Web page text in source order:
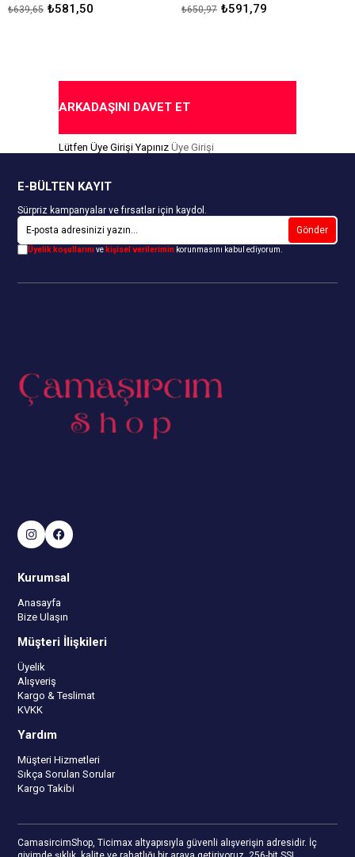
Ödeme Seçeneği
₺581,50 ₺591,79
₺650,97
ARKADAŞINI DAVET ET
Lütfen Üye Girişi Yapınız Üye Girişi
E-BÜLTEN KAYIT
Sürpriz kampanyalar ve fırsatlar için kaydol.
Gönder
Üyelik koşullarınıve kişisel verilerimin korunmasını kabul ediyorum.
Kurumsal
Anasayfa
Bize Ulaşın
Müşteri İlişkileri
Üyelik
Alışveriş
Kargo & Teslimat
KVKK
Yardım
Müşteri Hizmetleri
Sıkça Sorulan Sorular
Kargo Takibi
CamasircimShop, Ticimax altyapısıyla güvenli alışverişin adresidir. İç